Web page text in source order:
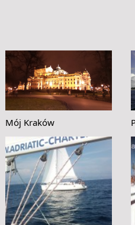
Mój Kraków